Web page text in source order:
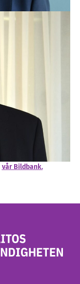
vår Bildbank.